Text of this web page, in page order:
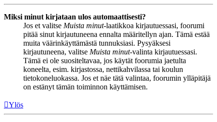
Miksi minut kirjataan ulos automaattisesti?
Jos et valitse Muista minut-laatikkoa kirjautuessasi, foorumi
pitää sinut kirjautuneena ennalta määritellyn ajan. Tämä estää
muita väärinkäyttämästä tunnuksiasi. Pysyäksesi
kirjautuneena, valitse Muista minut-valinta kirjautuessasi.
Tämä ei ole suositeltavaa, jos käytät foorumia jaetulta
koneelta, esim. kirjastossa, nettikahvilassa tai koulun
tietokoneluokassa. Jos et näe tätä valintaa, foorumin ylläpitäjä
on estänyt tämän toiminnon käyttämisen.
Ylös